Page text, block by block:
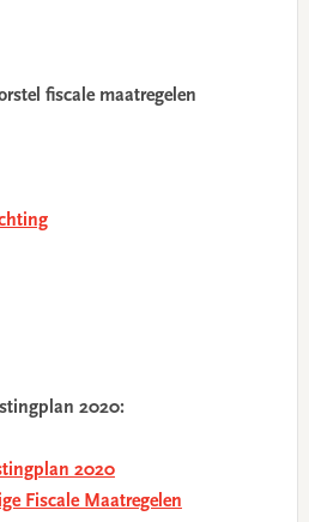
fiscale maatregelen
2020:
2020
Fiscale Maatregelen